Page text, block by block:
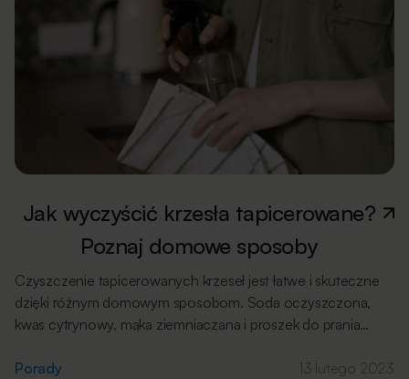
Jak wyczyścić krzesła tapicerowane?
Poznaj domowe sposoby
Czyszczenie tapicerowanych krzeseł jest łatwe i skuteczne
dzięki różnym domowym sposobom. Soda oczyszczona,
kwas cytrynowy, mąka ziemniaczana i proszek do prania
dużej ilości wody, silnych środków chemicznych, szorstkich
Porady 13 lutego 2023